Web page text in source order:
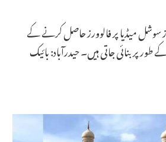
میڈیا پر فالوورز حاصل کرنے کے
پر بنائی جاتی ہیں۔ حیدرآباد: بائیک